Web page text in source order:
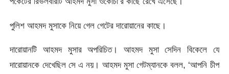
পুলিশ আহমদ মুসাকে নিয়ে গেল গেটের দারোয়ানের কাছে।
দারোয়ানটি আহমদ মুসার অপরিচিত। আহমদ মুসা সেদিন বিকেলে যে
দারোয়ানকে দেখেছিল সে এ নয়। আহমদ মুসা গেটম্যানকে বলল, ‘আপনি চীপ